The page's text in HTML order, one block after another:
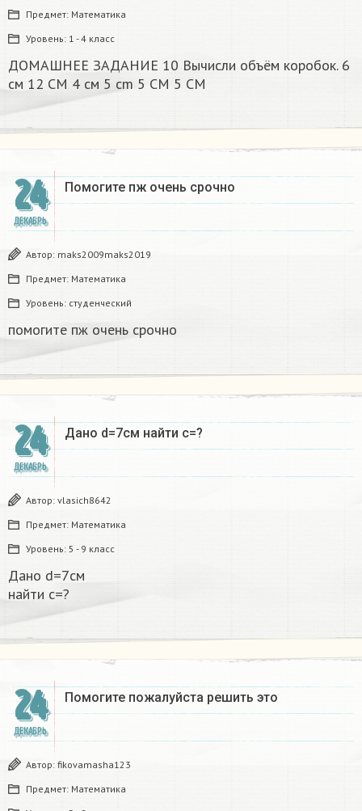
Предмет: Математика
Уровень: 1 - 4 класс
ДОМАШНЕЕ ЗАДАНИЕ 10 Вычисли объём коробок. 6
см 12 CM 4 см 5 cm 5 CM 5 CM​
24
ДЕКАБРЬ
Помогите пж очень срочно​
Автор: maks2009maks2019
Предмет: Математика
Уровень: студенческий
помогите пж очень срочно​
24
ДЕКАБРЬ
Дано d=7см найти с=?​
Автор: vlasich8642
Предмет: Математика
Уровень: 5 - 9 класс
Дано d=7см
найти с=?​
24
ДЕКАБРЬ
Помогите пожалуйста решить это
Автор: fikovamasha123
Предмет: Математика